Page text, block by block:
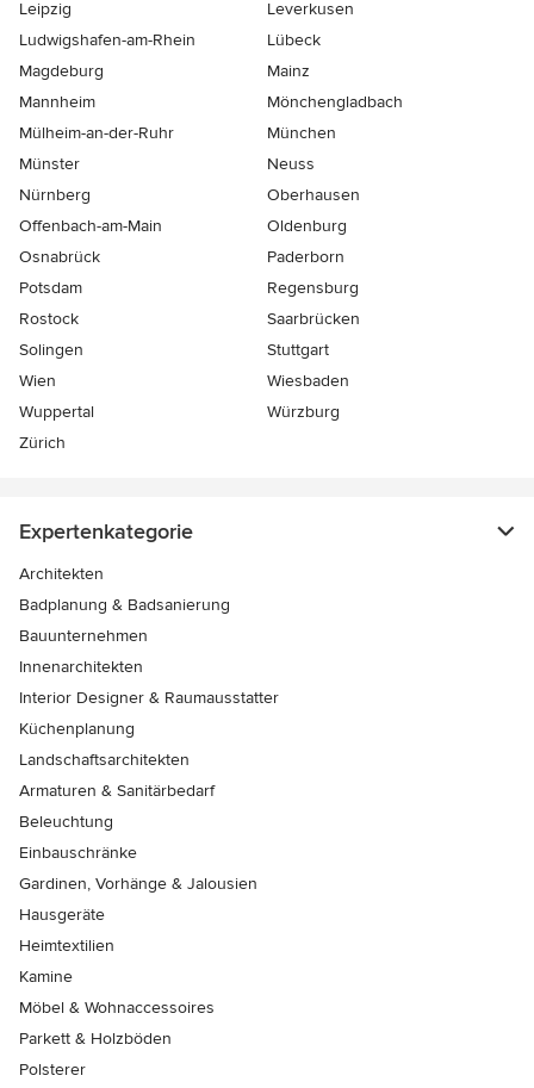
Leipzig
Leverkusen
Ludwigshafen-am-Rhein
Lübeck
Magdeburg
Mainz
Mannheim
Mönchen­gladbach
Mülheim-an-der-Ruhr
München
Münster
Neuss
Nürnberg
Oberhausen
Offenbach-am-Main
Oldenburg
Osnabrück
Paderborn
Potsdam
Regensburg
Rostock
Saarbrücken
Solingen
Stuttgart
Wien
Wiesbaden
Wuppertal
Würzburg
Zürich
Expertenkategorie
Architekten
Badplanung & Badsanierung
Bauunternehmen
Innenarchitekten
Interior Designer & Raumausstatter
Küchenplanung
Landschaftsarchitekten
Armaturen & Sanitärbedarf
Beleuchtung
Einbauschränke
Gardinen, Vorhänge & Jalousien
Hausgeräte
Heimtextilien
Kamine
Möbel & Wohnaccessoires
Parkett & Holzböden
Polsterer